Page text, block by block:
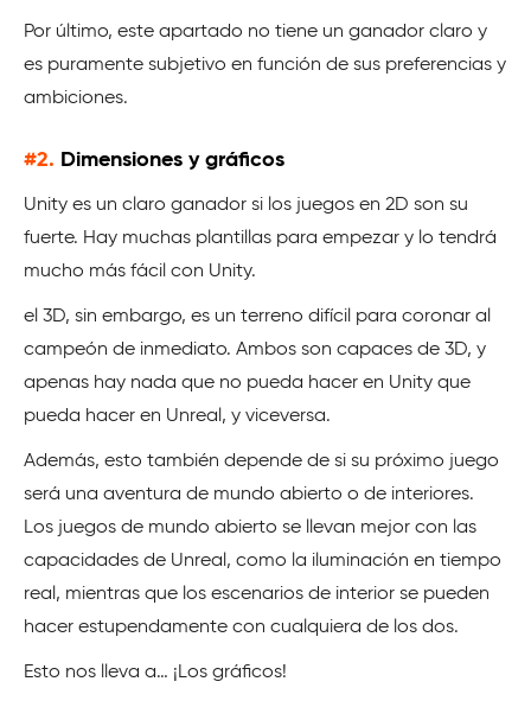
Por último, este apartado no tiene un ganador claro y
es puramente subjetivo en función de sus preferencias y
ambiciones.
#2. Dimensiones y gráficos
Unity es un claro ganador si los juegos en 2D son su
fuerte. Hay muchas plantillas para empezar y lo tendrá
mucho más fácil con Unity.
el 3D, sin embargo, es un terreno difícil para coronar al
campeón de inmediato. Ambos son capaces de 3D, y
apenas hay nada que no pueda hacer en Unity que
pueda hacer en Unreal, y viceversa.
Además, esto también depende de si su próximo juego
será una aventura de mundo abierto o de interiores.
Los juegos de mundo abierto se llevan mejor con las
capacidades de Unreal, como la iluminación en tiempo
real, mientras que los escenarios de interior se pueden
hacer estupendamente con cualquiera de los dos.
Esto nos lleva a… ¡Los gráficos!